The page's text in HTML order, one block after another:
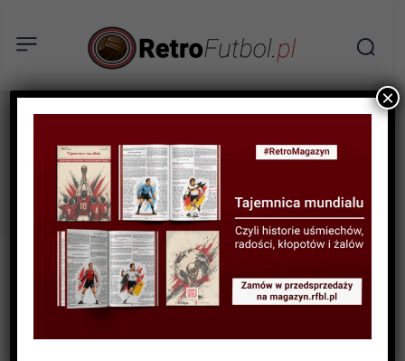
Tag: Taktyka piłkarska
×